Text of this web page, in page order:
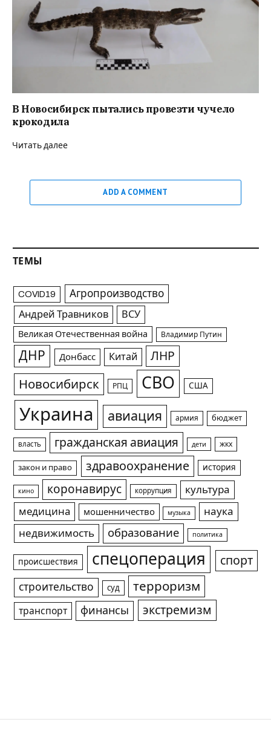
В Новосибирск пытались провезти чучело
крокодила
Читать далее
ADD A COMMENT
ТЕМЫ
COVID19 Агропроизводство
Андрей Травников ВСУ
Великая Отечественная война Владимир Путин
ДНР Донбасс Китай ЛНР
Новосибирск РПЦ СВО США
Украина авиация армия бюджет
власть гражданская авиация дети жкх
закон и право здравоохранение история
кино коронавирус коррупция
культура
медицина
мошенничество музыка
наука
недвижимость
образование политика
происшествия спецоперация спорт
строительство суд терроризм
транспорт финансы экстремизм